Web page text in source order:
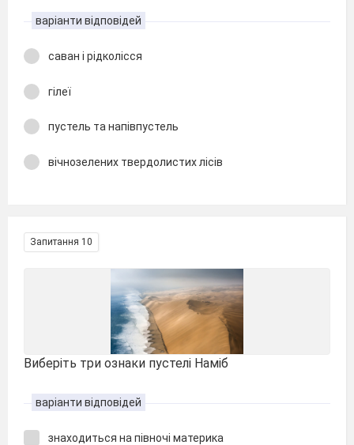
варіанти відповідей
саван і рідколісся
гілеї
пустель та напівпустель
вічнозелених твердолистих лісів
Запитання 10
Виберіть три ознаки пустелі Наміб
варіанти відповідей
знаходиться на півночі материка